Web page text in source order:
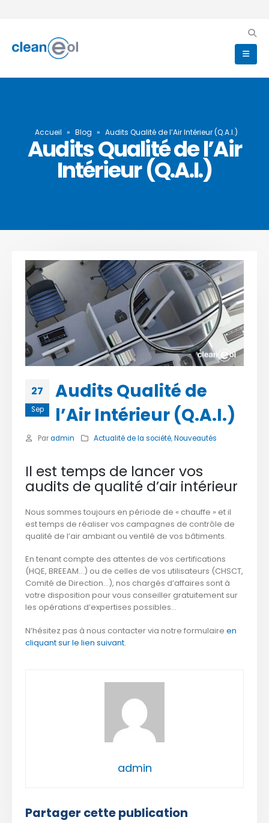
Accueil » Blog » Audits Qualité de l’Air Intérieur (Q.A.I.)
Audits Qualité de l’Air
Intérieur (Q.A.I.)
27
Sep
Audits Qualité de
l’Air Intérieur (Q.A.I.)
Paradmin Actualité de la société,Nouveautés
Il est temps de lancer vos
audits de qualité d’air intérieur
Nous sommes toujours en période de « chauffe » et il
est temps de réaliser vos campagnes de contrôle de
qualité de l’air ambiant ou ventilé de vos bâtiments.
En tenant compte des attentes de vos certifications
(HQE, BREEAM…) ou de celles de vos utilisateurs (CHSCT,
Comité de Direction…), nos chargés d’affaires sont à
votre disposition pour vous conseiller gratuitement sur
les opérations d’expertises possibles…
N’hésitez pas à nous contacter via notre formulaire en
cliquant sur le lien suivant.
admin
Partager cette publication